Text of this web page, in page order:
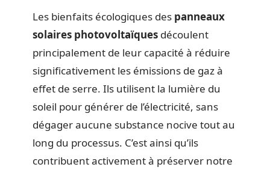
Les bienfaits écologiques des panneaux
solaires photovoltaïques découlent
principalement de leur capacité à réduire
significativement les émissions de gaz à
effet de serre. Ils utilisent la lumière du
soleil pour générer de l’électricité, sans
dégager aucune substance nocive tout au
long du processus. C’est ainsi qu’ils
contribuent activement à préserver notre